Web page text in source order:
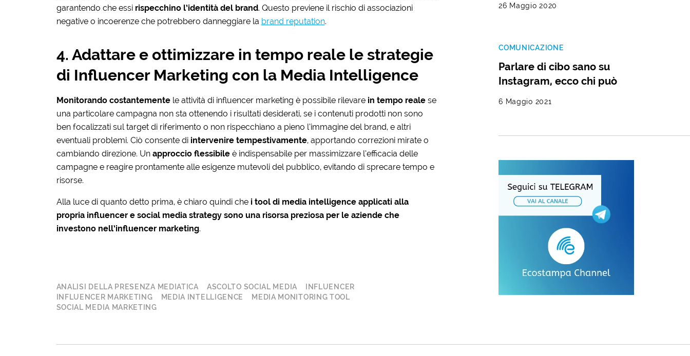
garantendo che essi rispecchino l’identità del brand. Questo previene il rischio di associazioni
negative o incoerenze che potrebbero danneggiare la brand reputation.
4. Adattare e ottimizzare in tempo reale le strategie
di Influencer Marketing con la Media Intelligence
Monitorando costantementele attività di influencer marketing è possibile rilevarein tempo reale se
una particolare campagna non sta ottenendo i risultati desiderati, se i contenuti prodotti non sono
ben focalizzati sul target di riferimento o non rispecchiano a pieno l’immagine del brand, e altri
eventuali problemi. Ciò consente di intervenire tempestivamente, apportando correzioni mirate o
cambiando direzione. Un approccio flessibileè indispensabile per massimizzare l’efficacia delle
campagne e reagire prontamente alle esigenze mutevoli del pubblico, evitando di sprecare tempo e
risorse.
Alla luce di quanto detto prima, è chiaro quindi che i tool di media intelligence applicati alla
propria influencer e social media strategy sono una risorsa preziosa per le aziende che
investono nell’influencer marketing.
ANALISI DELLA PRESENZA MEDIATICA ASCOLTO SOCIAL MEDIA
INFLUENCER
INFLUENCER MARKETING
MEDIA INTELLIGENCE
MEDIA MONITORING TOOL
SOCIAL MEDIA MARKETING
26 Maggio 2020
COMUNICAZIONE
Parlare di cibo sano su
Instagram, ecco chi può
6 Maggio 2021